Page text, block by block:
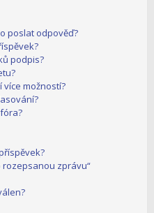
poslat odpověď?
podpis?
možností?
rozepsanou zprávu“